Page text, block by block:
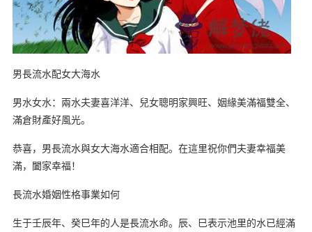
男長流水配女大海水
男水女水：兩水夫妻喜洋洋、兒女聰明家興旺、姻緣美滿福雙全、
滿倉財產好風光。
恭喜，男長流水與女大海水適合相配。在這里祝你們夫妻幸福美
滿，闔家幸福！
長流水婚姻性格事業如何
生于壬辰年、癸巳年的人是長流水命。辰、巳表示池里的水已經滿